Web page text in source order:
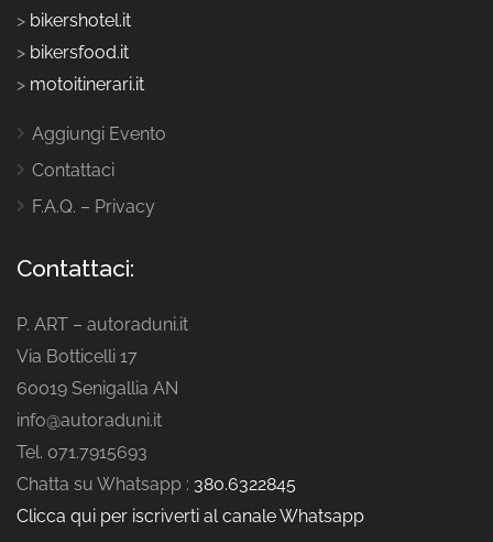
> bikershotel.it
> bikersfood.it
> motoitinerari.it
Aggiungi Evento
Contattaci
F.A.Q. – Privacy
Contattaci:
P. ART – autoraduni.it
Via Botticelli 17
60019 Senigallia AN
info@autoraduni.it
Tel. 071.7915693
Chatta su Whatsapp : 380.6322845
Clicca qui per iscriverti al canale Whatsapp